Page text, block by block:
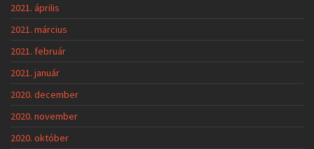
2021. április
2021. március
2021. február
2021. január
2020. december
2020. november
2020. október